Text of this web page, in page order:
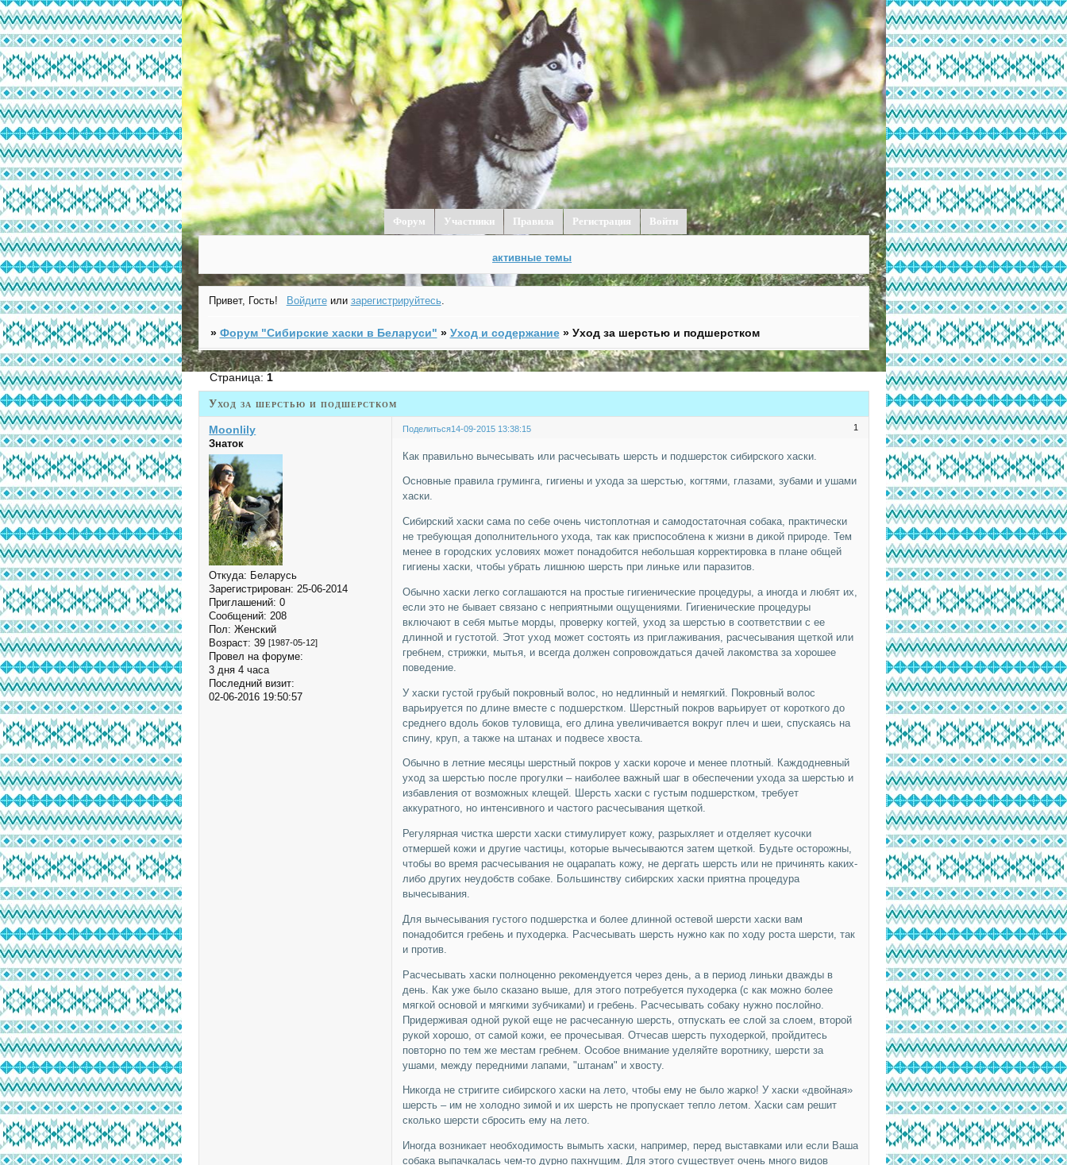
Форум Участники Правила Регистрация Войти
активные темы
Привет, Гость! Войдитеили зарегистрируйтесь.
» Форум "Cибирские хаски в Беларуси" » Уход и содержание » Уход за шерстью и подшерстком
Уход за шерстью и подшерстком
Страница: 1
Поделиться 1
14-09-2015 13:38:15
Moonlily
Знаток
Откуда: Беларусь
Зарегистрирован: 25-06-2014
Приглашений: 0
Сообщений: 208
Пол: Женский
Возраст: 39[1987-05-12]
Провел на форуме:
3 дня 4 часа
Последний визит:
02-06-2016 19:50:57
Как правильно вычесывать или расчесывать шерсть и подшерсток сибирского хаски.
Основные правила груминга, гигиены и ухода за шерстью, когтями, глазами, зубами и ушами
хаски.
Сибирский хаски сама по себе очень чистоплотная и самодостаточная собака, практически
не требующая дополнительного ухода, так как приспособлена к жизни в дикой природе. Тем
менее в городских условиях может понадобится небольшая корректировка в плане общей
гигиены хаски, чтобы убрать лишнюю шерсть при линьке или паразитов.
Обычно хаски легко соглашаются на простые гигиенические процедуры, а иногда и любят их,
если это не бывает связано с неприятными ощущениями. Гигиенические процедуры
включают в себя мытье морды, проверку когтей, уход за шерстью в соответствии с ее
длинной и густотой. Этот уход может состоять из приглаживания, расчесывания щеткой или
гребнем, стрижки, мытья, и всегда должен сопровождаться дачей лакомства за хорошее
поведение.
У хаски густой грубый покровный волос, но недлинный и немягкий. Покровный волос
варьируется по длине вместе с подшерстком. Шерстный покров варьирует от короткого до
среднего вдоль боков туловища, его длина увеличивается вокруг плеч и шеи, спускаясь на
спину, круп, а также на штанах и подвесе хвоста.
Обычно в летние месяцы шерстный покров у хаски короче и менее плотный. Каждодневный
уход за шерстью после прогулки – наиболее важный шаг в обеспечении ухода за шерстью и
избавления от возможных клещей. Шерсть хаски с густым подшерстком, требует
аккуратного, но интенсивного и частого расчесывания щеткой.
Регулярная чистка шерсти хаски стимулирует кожу, разрыхляет и отделяет кусочки
отмершей кожи и другие частицы, которые вычесываются затем щеткой. Будьте осторожны,
чтобы во время расчесывания не оцарапать кожу, не дергать шерсть или не причинять каких-
либо других неудобств собаке. Большинству сибирских хаски приятна процедура
вычесывания.
Для вычесывания густого подшерстка и более длинной остевой шерсти хаски вам
понадобится гребень и пуходерка. Расчесывать шерсть нужно как по ходу роста шерсти, так
и против.
Расчесывать хаски полноценно рекомендуется через день, а в период линьки дважды в
день. Как уже было сказано выше, для этого потребуется пуходерка (с как можно более
мягкой основой и мягкими зубчиками) и гребень. Расчесывать собаку нужно послойно.
Придерживая одной рукой еще не расчесанную шерсть, отпускать ее слой за слоем, второй
рукой хорошо, от самой кожи, ее прочесывая. Отчесав шерсть пуходеркой, пройдитесь
повторно по тем же местам гребнем. Особое внимание уделяйте воротнику, шерсти за
ушами, между передними лапами, "штанам" и хвосту.
Никогда не стригите сибирского хаски на лето, чтобы ему не было жарко! У хаски «двойная»
шерсть – им не холодно зимой и их шерсть не пропускает тепло летом. Хаски сам решит
сколько шерсти сбросить ему на лето.
Иногда возникает необходимость вымыть хаски, например, перед выставками или если Ваша
собака выпачкалась чем-то дурно пахнущим. Для этого существует очень много видов